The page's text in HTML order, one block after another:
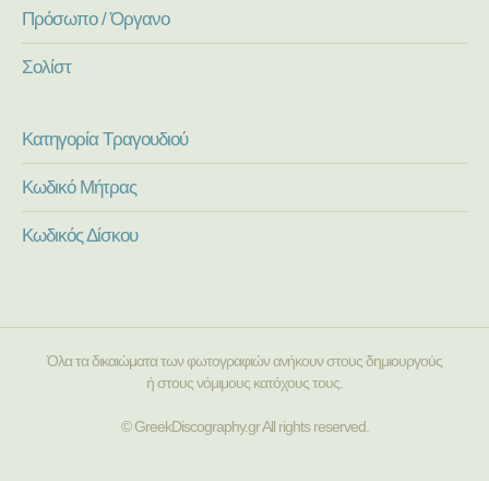
Πρόσωπο / Όργανο
Σολίστ
Κατηγορία Τραγουδιού
Κωδικό Μήτρας
Κωδικός Δίσκου
Όλα τα δικαιώματα των φωτογραφιών ανήκουν στους δημιουργούς
ή στους νόμιμους κατόχους τους.
© GreekDiscography.gr All rights reserved.